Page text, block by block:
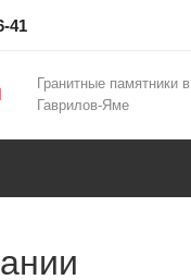
41
Гранитные памятники в
Гаврилов-Яме